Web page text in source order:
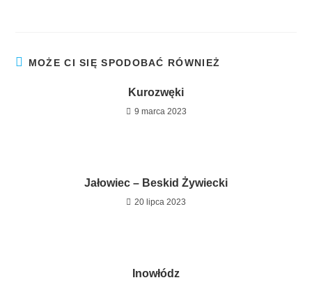
MOŻE CI SIĘ SPODOBAĆ RÓWNIEŻ
Kurozwęki
9 marca 2023
Jałowiec – Beskid Żywiecki
20 lipca 2023
Inowłódz